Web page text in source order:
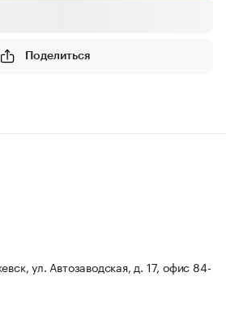
Поделиться
ул. Автозаводская, д. 17, офис 84-